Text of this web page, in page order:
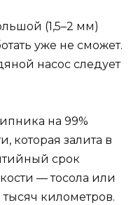
(1,5–2 мм)
уже не сможет.
насос следует
на 99%
которая залита в
срок
— тосола или
километров.